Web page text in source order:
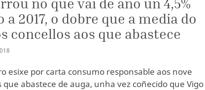
a 2017, o dobre que a media do
concellos aos que abastece
esixe por carta consumo responsable aos nove
que abastece de auga, unha vez coñecido que Vigo